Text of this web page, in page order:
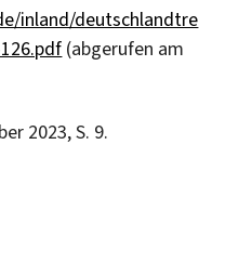
inland/deutschlandtre
(abgerufen am
2023, S. 9.